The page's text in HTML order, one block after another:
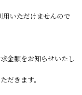
いただけませんので
金額をお知らせいたし
だきます。